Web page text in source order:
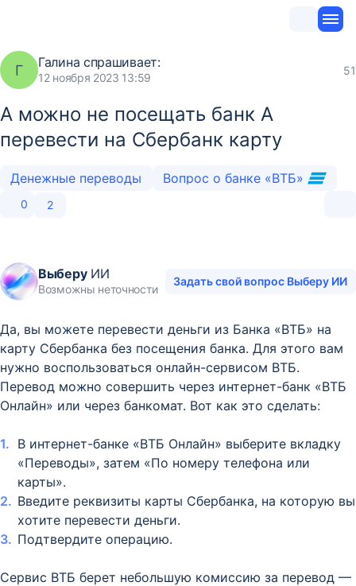
Г Галина спрашивает:
12 ноября 2023 13:59
51
А можно не посещать банк А
перевести на Сбербанк карту
Денежные переводы Вопрос о банке «ВТБ»
0 2
ВыберуИИ
Возможны неточности
Задать свой вопрос Выберу ИИ
Да, вы можете перевести деньги из Банка «ВТБ» на
карту Сбербанка без посещения банка. Для этого вам
нужно воспользоваться онлайн-сервисом ВТБ.
Перевод можно совершить через интернет-банк «ВТБ
Онлайн» или через банкомат. Вот как это сделать:
В интернет-банке «ВТБ Онлайн» выберите вкладку
«Переводы», затем «По номеру телефона или
карты».
Введите реквизиты карты Сбербанка, на которую вы
хотите перевести деньги.
Подтвердите операцию.
Сервис ВТБ берет небольшую комиссию за перевод —